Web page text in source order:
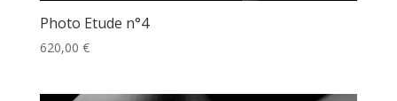
Photo Etude n°4
620,00 €